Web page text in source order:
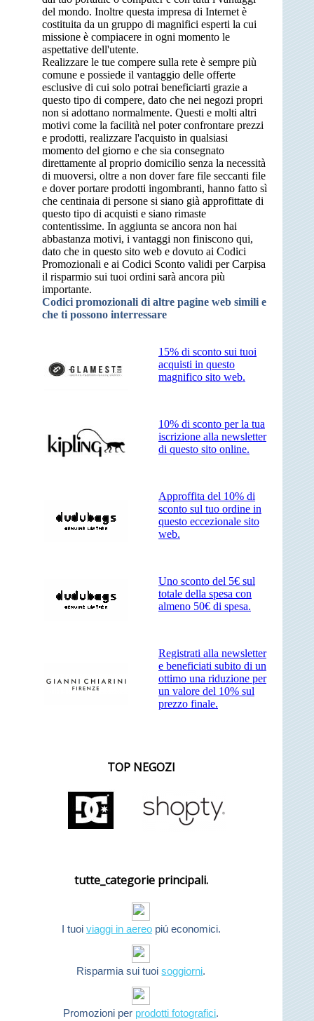
del mondo. Inoltre questa impresa di Internet è
costituita da un gruppo di magnifici esperti la cui
missione è compiacere in ogni momento le
aspettative dell'utente.
Realizzare le tue compere sulla rete è sempre più
comune e possiede il vantaggio delle offerte
esclusive di cui solo potrai beneficiarti grazie a
questo tipo di compere, dato che nei negozi propri
non si adottano normalmente. Questi e molti altri
motivi come la facilità nel poter confrontare prezzi
e prodotti, realizzare l'acquisto in qualsiasi
momento del giorno e che sia consegnato
direttamente al proprio domicilio senza la necessità
di muoversi, oltre a non dover fare file seccanti file
e dover portare prodotti ingombranti, hanno fatto sì
che centinaia di persone si siano già approfittate di
questo tipo di acquisti e siano rimaste
contentissime. In aggiunta se ancora non hai
abbastanza motivi, i vantaggi non finiscono qui,
dato che in questo sito web e dovuto ai Codici
Promozionali e ai Codici Sconto validi per Carpisa
il risparmio sui tuoi ordini sarà ancora più
importante.
Codici promozionali di altre pagine web simili e
che ti possono interressare
15% di sconto sui tuoi
acquisti in questo
magnifico sito web.
10% di sconto per la tua
iscrizione alla newsletter
di questo sito online.
Approffita del 10% di
sconto sul tuo ordine in
questo eccezionale sito
web.
Uno sconto del 5€ sul
totale della spesa con
almeno 50€ di spesa.
Registrati alla newsletter
e beneficiati subito di un
ottimo una riduzione per
un valore del 10% sul
prezzo finale.
TOP NEGOZI
tutte_categorie principali.
I tuoi viaggi in aereopiú economici.
Risparmia sui tuoisoggiorni.
Promozioni per prodotti fotografici.